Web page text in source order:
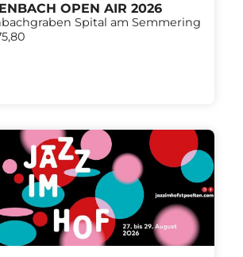
OPEN AIR 2026
Spital am Semmering